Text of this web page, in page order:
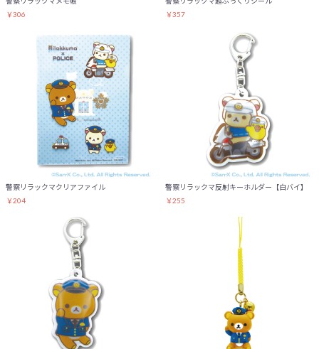
￥306
￥357
警察リラックマクリアファイル
￥204
警察リラックマ反射キーホルダー【白バイ】
￥255